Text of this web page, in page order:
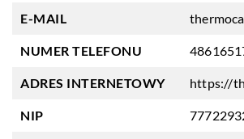
E-MAIL
NUMER TELEFONU
ADRES INTERNETOWY https://
NIP